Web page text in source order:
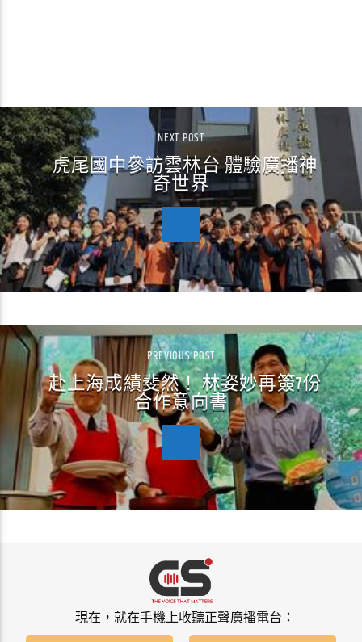
NEXT POST
虎尾國中參訪雲林台 體驗廣播神
奇世界
PREVIOUS POST
赴上海成績斐然！ 林姿妙再簽7份
合作意向書
現在，就在手機上收聽正聲廣播電台：